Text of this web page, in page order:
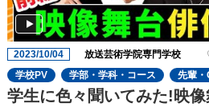
2023/10/04 放送芸術学院専門学校
学校PV
学部・学科・コース 先輩・
学生に色々聞いてみた!映